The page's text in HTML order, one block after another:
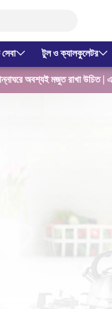
টুল ও ক্যালকুলেটর
অবশ্যই মজুত রাখা উচিত